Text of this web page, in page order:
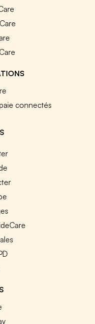
connectés